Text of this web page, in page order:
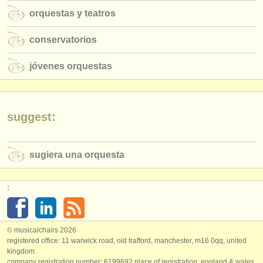
editor:
anúnciese con nosotros
find out about ourATS
ATSfaq
orquestas y teatros
conservatorios
jóvenes orquestas
suggest:
sugiera una orquesta
:
© musicalchairs 2026
registered office: 11 warwick road, old trafford, manchester, m16 0qq, united
kingdom.